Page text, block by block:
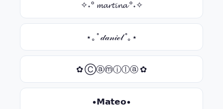
✧˖° 𝓶𝓪𝓻𝓽𝓲𝓷𝓪 °˖✧
⋆｡˚ 𝒹𝒶𝓃𝒾ℯ𝓁 ˚｡⋆
✿ Ⓒⓐⓜⓘⓛⓐ ✿
•𝗠𝗮𝘁𝗲𝗼•